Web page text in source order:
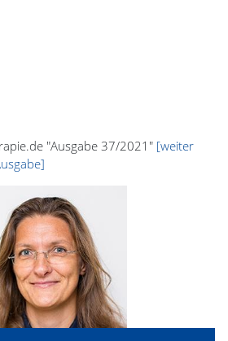
"Ausgabe 37/2021" [weiter